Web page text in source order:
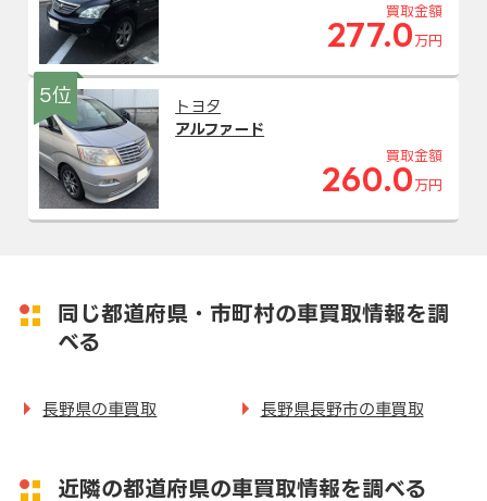
買取金額
277.0 万円
5位
トヨタ
アルファード
買取金額
260.0 万円
同じ都道府県・市町村の車買取情報を調
べる
長野県の車買取 長野県長野市の車買取
近隣の都道府県の車買取情報を調べる